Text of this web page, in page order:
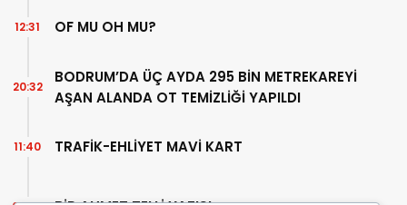
OF MU OH MU?
12:31
BODRUM’DA ÜÇ AYDA 295 BİN METREKAREYİ
AŞAN ALANDA OT TEMİZLİĞİ YAPILDI
20:32
TRAFİK-EHLİYET MAVİ KART
11:40